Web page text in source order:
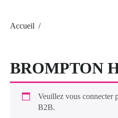
Accueil
BROMPTON
Veuillez vous connecter
B2B.